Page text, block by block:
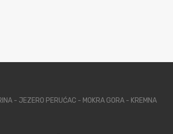
- JEZERO PERUĆAC - MOKRA GORA - KREMNA